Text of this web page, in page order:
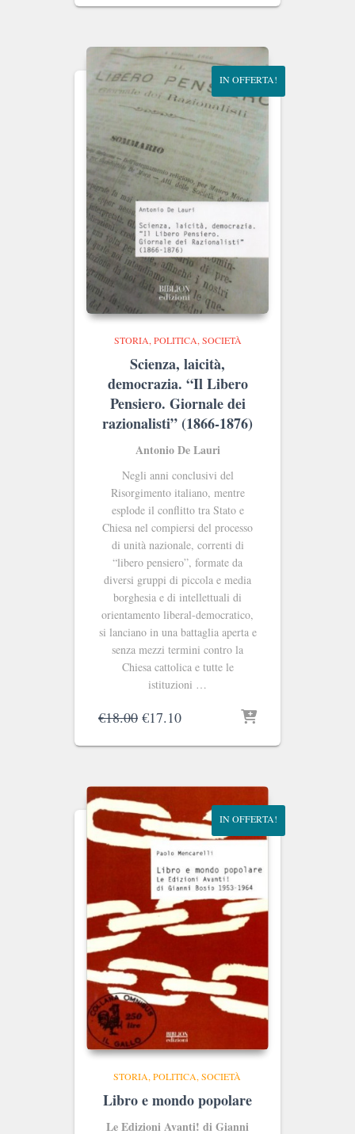
originale
€16.00.
attuale
€15.20.
IN OFFERTA!
STORIA, POLITICA, SOCIETÀ
Scienza, laicità,
democrazia. “Il Libero
Pensiero. Giornale dei
razionalisti” (1866-1876)
Antonio De Lauri
Negli anni conclusivi del
Risorgimento italiano, mentre
esplode il conflitto tra Stato e
Chiesa nel compiersi del processo
di unità nazionale, correnti di
“libero pensiero”, formate da
diversi gruppi di piccola e media
borghesia e di intellettuali di
orientamento liberal-democratico,
si lanciano in una battaglia aperta e
senza mezzi termini contro la
Chiesa cattolica e tutte le
istituzioni …
€18.00 Il
originale
€18.00.
€17.10Il
attuale
€17.10.
IN OFFERTA!
STORIA, POLITICA, SOCIETÀ
Libro e mondo popolare
Le Edizioni Avanti! di Gianni